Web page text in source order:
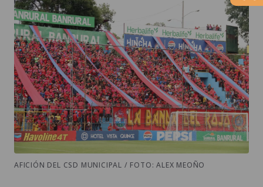
AFICIÓN DEL CSD MUNICIPAL / FOTO: ALEX MEOÑO